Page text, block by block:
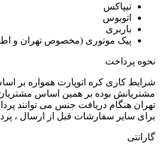
تیپاکس
اتوبوس
باربری
پیک موتوری (مخصوص تهران و
نحوه پرداخت
شرایط کاری کره اتوپارت همواره بر
مشتریانش بوده بر همین اساس
تهران هنگام دریافت جنس می توانند
برای سایر سفارشات قبل از ارسال ،
گارانتی